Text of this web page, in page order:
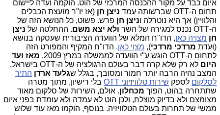
איום כבד על מקור ההכנסה המרכזי של הוט. הוקמה ועדה ליישום
תחום ה-OTT שברשותה עמד ניצן חן (אז יו"ר מועצת הכבלים
והלוויין) אך היא נוטרלה וניצן חן פרש. פשוט, כל הנושא הזה של
ה-OTT נכנס למגירה של השר ולא יצא משם. ההחלטה של ניצן
חן מצויה כאן, הדו"ח המלא של הוועדה הציבורית שעסקה בנושא
(ועדת מרדכי מרדכי), מצוי כאן. הדו"ח המקיף והמפורט הזה
לתחום ה-OTT הוגש ע"י הוועדה לממשלה במרץ 2009.
מאז ועד
היום לא רק שלא קרה דבר בעולם הרגולציה של ה-OTT בישראל,
המצב נהיה הרבה יותר חמור ומסובך, בגלל שגלעד ארדן התיר
לסלקום לספק שירות טלוויזיוני OTT בלי רישיון, מתוך מטרה
שתתחרה בהוט, הפוך מכחלון. אולם, השירות של סלקום מאוד
מצומצם ולא בדיוק מוצלח, ולכן הוט לא עמדה ולא עומדת בפני איום
ממשי של תחרות בעולם הטלוויזיה. בנוסף, הוקמו מאז עוד שלוש